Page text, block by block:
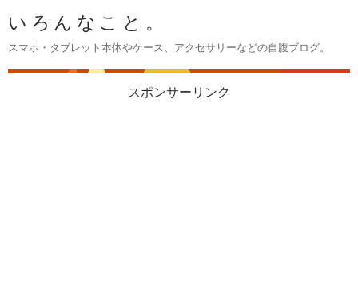
いろんなこと。
スマホ・タブレット本体やケース、アクセサリーなどの自腹ブログ。
スポンサーリンク